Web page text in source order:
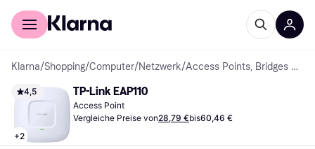
Für Shopper
Klarna/Shopping/Computer/Netzwerk/ Access Points, Bridges & Repeater
4,5
+2
TP-Link EAP110
Access Point
Vergleiche Preise von28,79 €bis60,46 €